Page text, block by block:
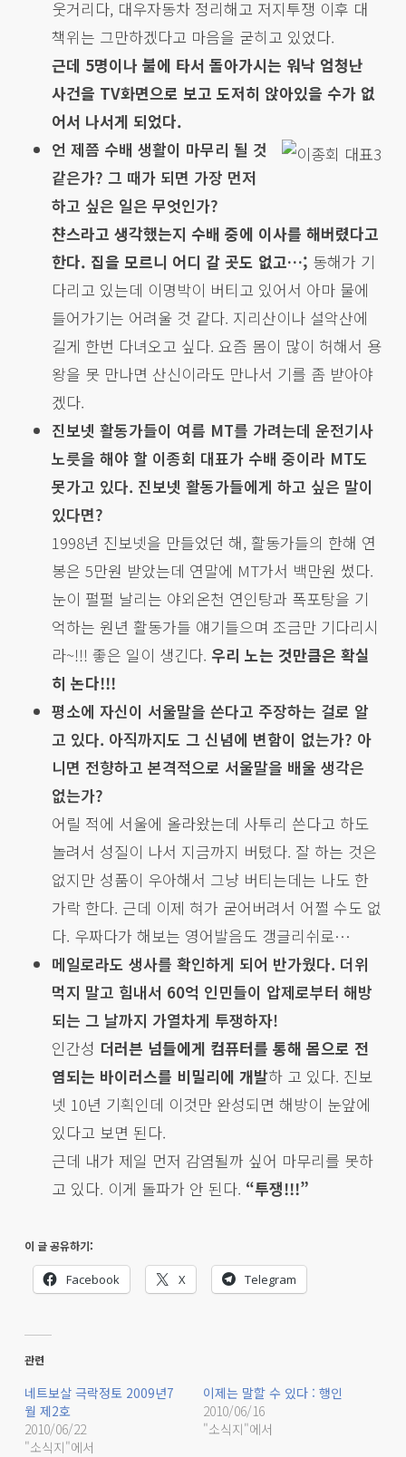
웃거리다, 대우자동차 정리해고 저지투쟁 이후 대
책위는 그만하겠다고 마음을 굳히고 있었다.
근데 5명이나 불에 타서 돌아가시는 워낙 엄청난
사건을 TV화면으로 보고 도저히 앉아있을 수가 없
어서 나서게 되었다.
언 제쯤 수배 생활이 마무리 될 것
같은가? 그 때가 되면 가장 먼저
하고 싶은 일은 무엇인가?
챤스라고 생각했는지 수배 중에 이사를 해버렸다고
한다. 집을 모르니 어디 갈 곳도 없고…; 동해가 기
다리고 있는데 이명박이 버티고 있어서 아마 물에
들어가기는 어려울 것 같다. 지리산이나 설악산에
길게 한번 다녀오고 싶다. 요즘 몸이 많이 허해서 용
왕을 못 만나면 산신이라도 만나서 기를 좀 받아야
겠다.
진보넷 활동가들이 여름 MT를 가려는데 운전기사
노릇을 해야 할 이종회 대표가 수배 중이라 MT도
못가고 있다. 진보넷 활동가들에게 하고 싶은 말이
있다면?
1998년 진보넷을 만들었던 해, 활동가들의 한해 연
봉은 5만원 받았는데 연말에 MT가서 백만원 썼다.
눈이 펄펄 날리는 야외온천 연인탕과 폭포탕을 기
억하는 원년 활동가들 얘기들으며 조금만 기다리시
라~!!! 좋은 일이 생긴다. 우리 노는 것만큼은 확실
히 논다!!!
평소에 자신이 서울말을 쓴다고 주장하는 걸로 알
고 있다. 아직까지도 그 신념에 변함이 없는가? 아
니면 전향하고 본격적으로 서울말을 배울 생각은
없는가?
어릴 적에 서울에 올라왔는데 사투리 쓴다고 하도
놀려서 성질이 나서 지금까지 버텼다. 잘 하는 것은
없지만 성품이 우아해서 그냥 버티는데는 나도 한
가락 한다. 근데 이제 혀가 굳어버려서 어쩔 수도 없
다. 우짜다가 해보는 영어발음도 갱글리쉬로…
메일로라도 생사를 확인하게 되어 반가웠다. 더위
먹지 말고 힘내서 60억 인민들이 압제로부터 해방
되는 그 날까지 가열차게 투쟁하자!
인간성 더러븐 넘들에게 컴퓨터를 통해 몸으로 전
염되는 바이러스를 비밀리에 개발하 고 있다. 진보
넷 10년 기획인데 이것만 완성되면 해방이 눈앞에
있다고 보면 된다.
근데 내가 제일 먼저 감염될까 싶어 마무리를 못하
고 있다. 이게 돌파가 안 된다. “투쟁!!!”
이 글 공유하기:
Facebook X Telegram
관련
네트보살 극락정토 2009년7
월 제2호
2010/06/22
"소식지"에서
이제는 말할 수 있다 : 행인
2010/06/16
"소식지"에서